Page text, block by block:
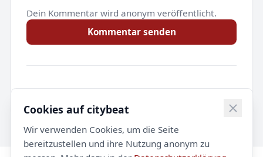
Dein Kommentar wird anonym veröffentlicht.
Kommentar senden
Noch keine Kommentare.
Cookies auf citybeat
Wir verwenden Cookies, um die Seite
bereitzustellen und ihre Nutzung anonym zu